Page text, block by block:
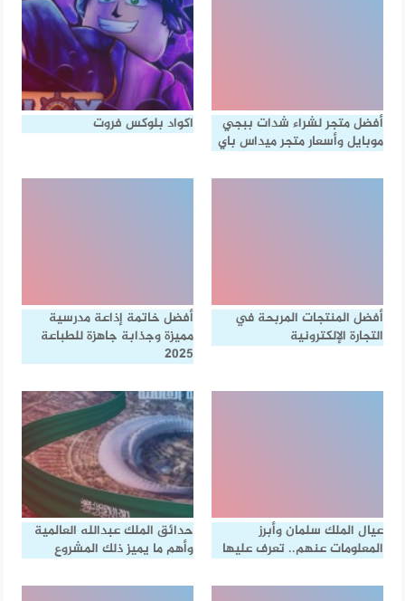
أفضل متجر لشراء شدات ببجي
موبايل وأسعار متجر ميداس باي
اكواد بلوكس فروت
أفضل المنتجات المربحة في
التجارة الإلكترونية
أفضل خاتمة إذاعة مدرسية
مميزة وجذابة جاهزة للطباعة
2025
عيال الملك سلمان وأبرز
المعلومات عنهم.. تعرف عليها
حدائق الملك عبدالله العالمية
وأهم ما يميز ذلك المشروع